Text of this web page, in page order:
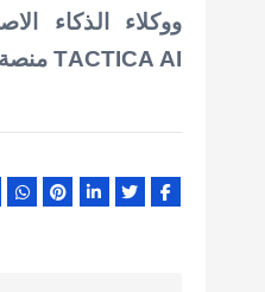
ووكلاء الذكاء
TACTICA AI منصة تدعم اتخاذ قرارات أكثر دقة وفاعلية في البيئات الحساسة للوقت والتنسيق.